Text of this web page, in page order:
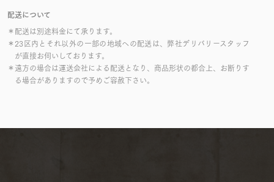
配送について
＊配送は別途料金にて承ります。
＊23区内とそれ以外の一部の地域への配送は、弊社デリバリースタッフ
が直接お伺いしております。
＊遠方の場合は運送会社による配送となり、商品形状の都合上、お断りす
る場合がありますので予めご容赦下さい。